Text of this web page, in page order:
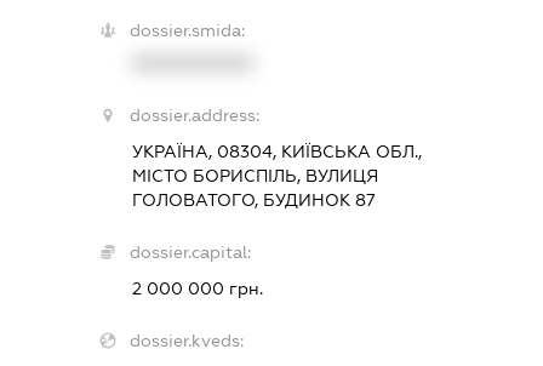
dossier.smida:
dossier.address:
УКРАЇНА, 08304, КИЇВСЬКА ОБЛ.,
МІСТО БОРИСПІЛЬ, ВУЛИЦЯ
ГОЛОВАТОГО, БУДИНОК 87
dossier.capital:
2 000 000 грн.
dossier.kveds: